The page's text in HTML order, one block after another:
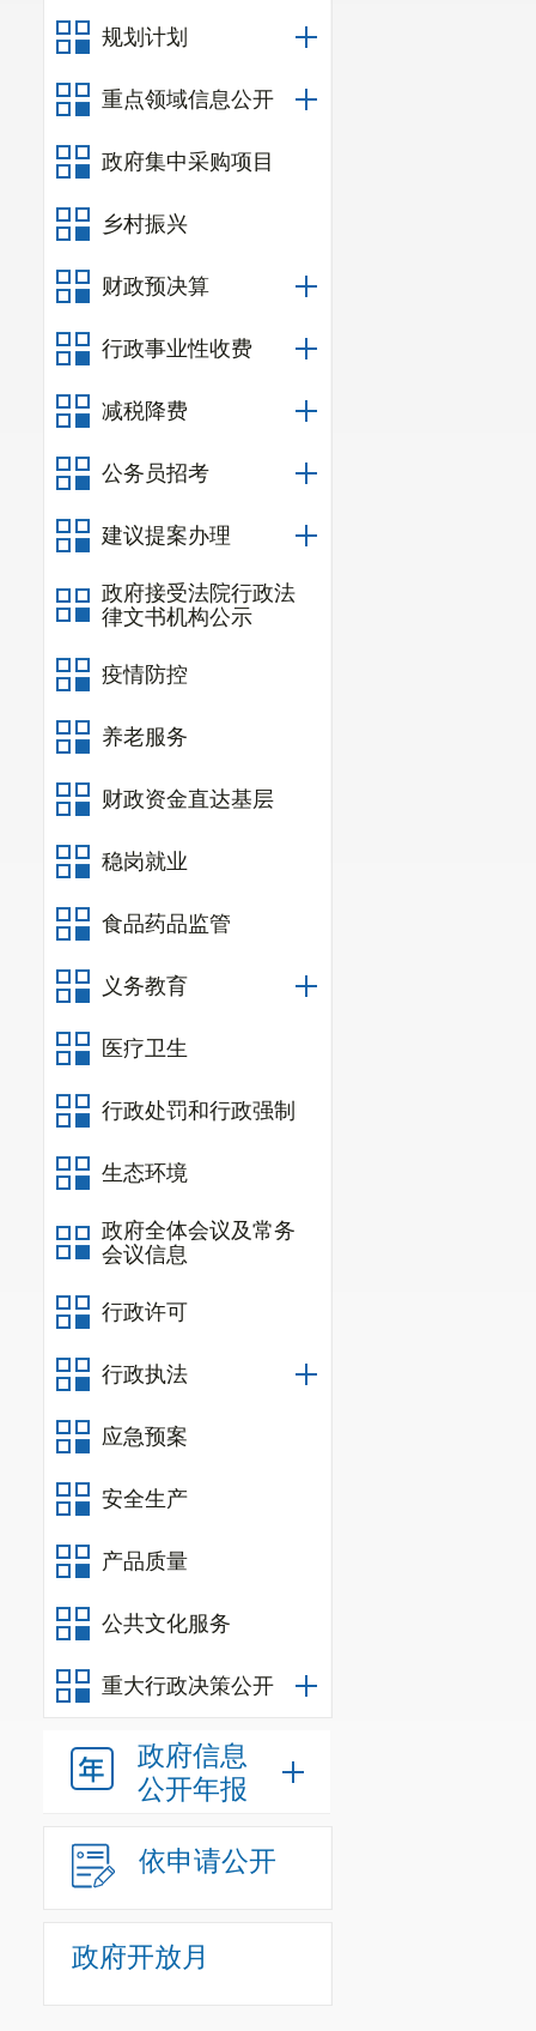
规划计划
重点领域信息公开
政府集中采购项目
乡村振兴
财政预决算
行政事业性收费
减税降费
公务员招考
建议提案办理
政府接受法院行政法
律文书机构公示
疫情防控
养老服务
财政资金直达基层
稳岗就业
食品药品监管
义务教育
医疗卫生
行政处罚和行政强制
生态环境
政府全体会议及常务
会议信息
行政许可
行政执法
应急预案
安全生产
产品质量
公共文化服务
重大行政决策公开
政府信息
公开年报
依申请公开
政府开放月